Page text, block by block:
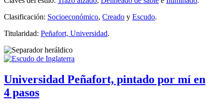
Clasificación: Socioeconómico, Creado y Escudo.
Titularidad: Peñafort, Universidad.
Universidad Peñafort, pintado por mí en
4 pasos